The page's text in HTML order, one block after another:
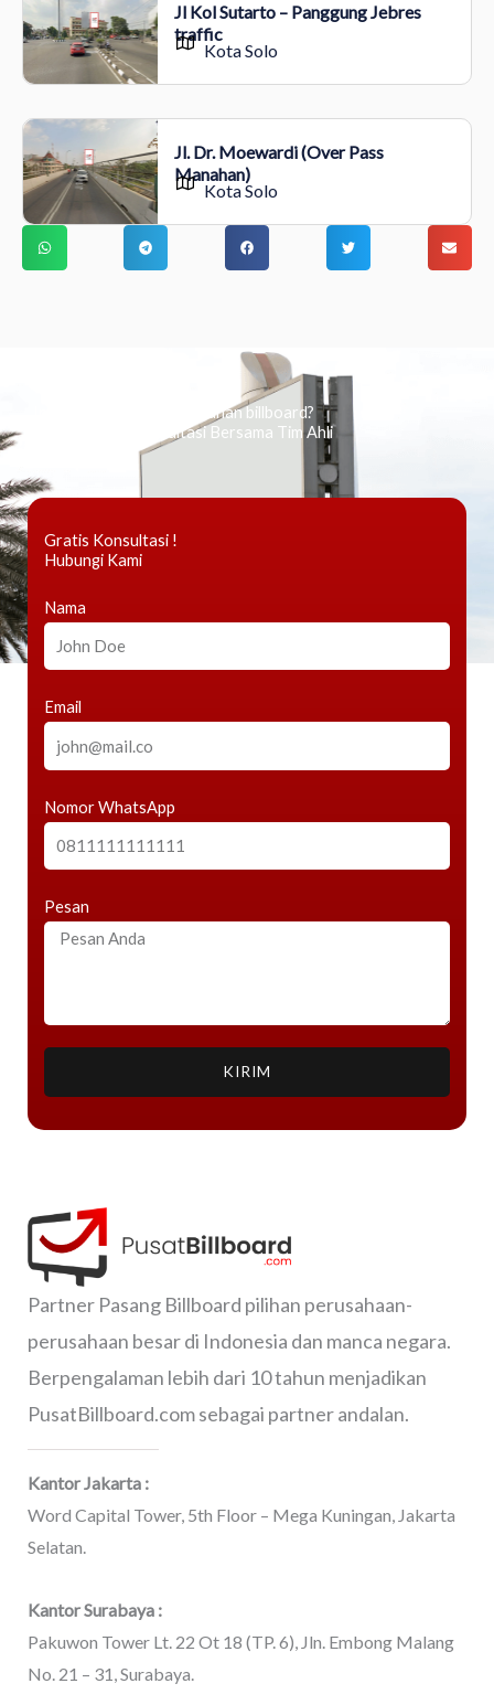
Jl Kol Sutarto – Panggung Jebres
traffic
Kota Solo
Jl. Dr. Moewardi (Over Pass
Manahan)
Kota Solo
Ingin tahu tentang periklanan billboard?
Kami Berikan Konsultasi Bersama Tim Ahli
Gratis Konsultasi !
Hubungi Kami
Nama
Email
Nomor WhatsApp
Pesan
KIRIM
Partner Pasang Billboard pilihan perusahaan-
perusahaan besar di Indonesia dan manca negara.
Berpengalaman lebih dari 10 tahun menjadikan
PusatBillboard.com sebagai partner andalan.
Kantor Jakarta :
Word Capital Tower, 5th Floor – Mega Kuningan, Jakarta
Selatan.
Kantor Surabaya :
Pakuwon Tower Lt. 22 Ot 18 (TP. 6), Jln. Embong Malang
No. 21 – 31, Surabaya.